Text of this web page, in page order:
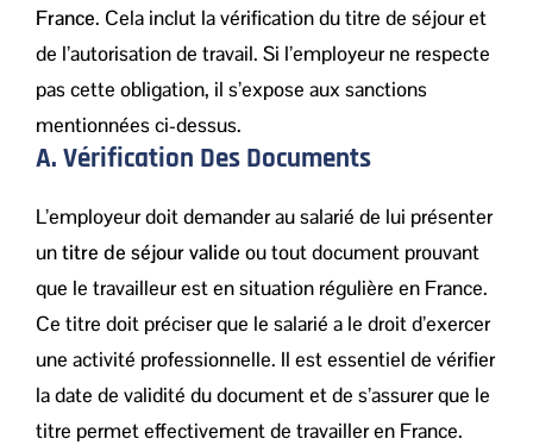
France. Cela inclut la vérification du titre de séjour et
de l’autorisation de travail. Si l’employeur ne respecte
pas cette obligation, il s’expose aux sanctions
mentionnées ci-dessus.
A. Vérification Des Documents
L’employeur doit demander au salarié de lui présenter
untitre de séjour valide ou tout document prouvant
que le travailleur est en situation régulière en France.
Ce titre doit préciser que le salarié a le droit d’exercer
une activité professionnelle. Il est essentiel de vérifier
la date de validité du document et de s’assurer que le
titre permet effectivement de travailler en France.